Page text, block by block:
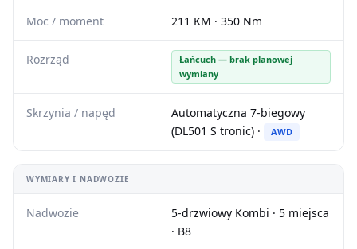
Moc / moment 211 KM · 350 Nm
Rozrząd
Łańcuch — brak planowej
wymiany
Skrzynia / napęd
Automatyczna 7-biegowy
(DL501 S tronic) ·
AWD
WYMIARY I NADWOZIE
Nadwozie
5-drzwiowy Kombi · 5 miejsca
· B8